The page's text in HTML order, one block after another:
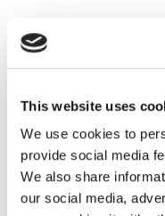
This website uses
We use cookies to
provide social media
We also share
our social media,
Come